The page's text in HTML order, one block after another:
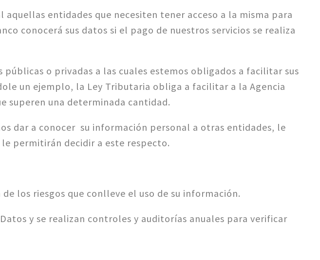
entidades que necesiten tener acceso a la misma para
conocerá sus datos si el pago de nuestros servicios se realiza
o privadas a las cuales estemos obligados a facilitar sus
un ejemplo, la Ley Tributaria obliga a facilitar a la Agencia
superen una determinada cantidad.
dar a conocer su información personal a otras entidades, le
permitirán decidir a este respecto.
los riesgos que conlleve el uso de su información.
y se realizan controles y auditorías anuales para verificar